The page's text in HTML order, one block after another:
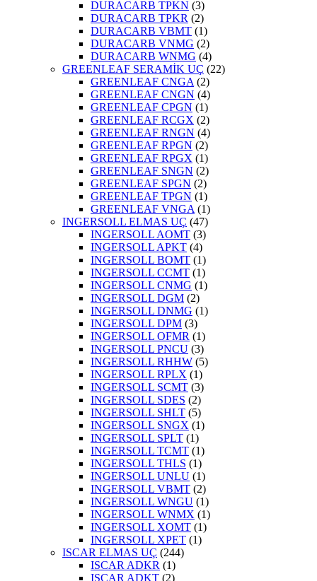
DURACARB TPKN (3)
DURACARB TPKR (2)
DURACARB VBMT (1)
DURACARB VNMG (2)
DURACARB WNMG (4)
GREENLEAF SERAMİK UÇ (22)
GREENLEAF CNGA (2)
GREENLEAF CNGN (4)
GREENLEAF CPGN (1)
GREENLEAF RCGX (2)
GREENLEAF RNGN (4)
GREENLEAF RPGN (2)
GREENLEAF RPGX (1)
GREENLEAF SNGN (2)
GREENLEAF SPGN (2)
GREENLEAF TPGN (1)
GREENLEAF VNGA (1)
INGERSOLL ELMAS UÇ (47)
INGERSOLL AOMT (3)
INGERSOLL APKT (4)
INGERSOLL BOMT (1)
INGERSOLL CCMT (1)
INGERSOLL CNMG (1)
INGERSOLL DGM (2)
INGERSOLL DNMG (1)
INGERSOLL DPM (3)
INGERSOLL OFMR (1)
INGERSOLL PNCU (3)
INGERSOLL RHHW (5)
INGERSOLL RPLX (1)
INGERSOLL SCMT (3)
INGERSOLL SDES (2)
INGERSOLL SHLT (5)
INGERSOLL SNGX (1)
INGERSOLL SPLT (1)
INGERSOLL TCMT (1)
INGERSOLL THLS (1)
INGERSOLL UNLU (1)
INGERSOLL VBMT (2)
INGERSOLL WNGU (1)
INGERSOLL WNMX (1)
INGERSOLL XOMT (1)
INGERSOLL XPET (1)
ISCAR ELMAS UÇ (244)
ISCAR ADKR (1)
ISCAR ADKT (2)